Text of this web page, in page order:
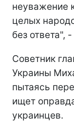
неуважение
целых
без ответа",
Советник
Украины
пытаясь
ищет
украинцев.